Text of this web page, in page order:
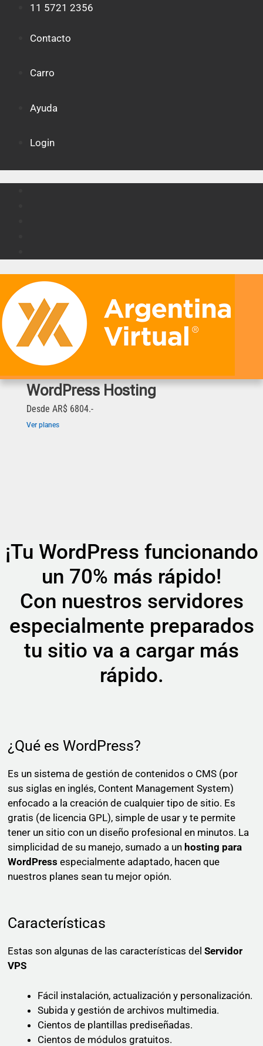
contenido
11 5721 2356
Contacto
Carro
Ayuda
Login
WordPress Hosting
Desde AR$ 6804.-
Ver planes
¡Tu WordPress funcionando
un 70% más rápido!
Con nuestros servidores
especialmente preparados
tu sitio va a cargar más
rápido.
¿Qué es WordPress?
Es un sistema de gestión de contenidos o CMS (por
sus siglas en inglés, Content Management System)
enfocado a la creación de cualquier tipo de sitio. Es
gratis (de licencia GPL), simple de usar y te permite
tener un sitio con un diseño profesional en minutos. La
simplicidad de su manejo, sumado a unhosting para
WordPress especialmente adaptado, hacen que
nuestros planes sean tu mejor opión.
Características
Estas son algunas de las características delServidor
VPS
Fácil instalación, actualización y personalización.
Subida y gestión de archivos multimedia.
Cientos de plantillas prediseñadas.
Cientos de módulos gratuitos.